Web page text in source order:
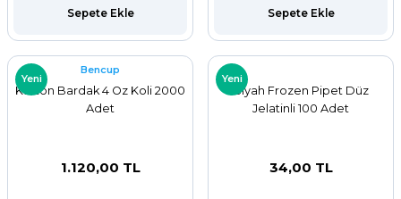
Sepete Ekle Sepete Ekle
Yeni
Bencup
Karton Bardak 4 Oz Koli 2000
Adet
1.120,00 TL
Yeni
Siyah Frozen Pipet Düz
Jelatinli 100 Adet
34,00 TL